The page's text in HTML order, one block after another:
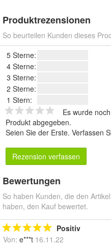
Produktrezensionen
So beurteilen Kunden dieses
5 Sterne:
4 Sterne:
3 Sterne:
2 Sterne:
1 Stern:
Es wurde
Produkt abgegeben.
Seien Sie der Erste. Verfassen
Rezension verfassen
Bewertungen
So haben Kunden, die den
haben, den Kauf bewertet.
Positiv
Von: e***t 16.11.22